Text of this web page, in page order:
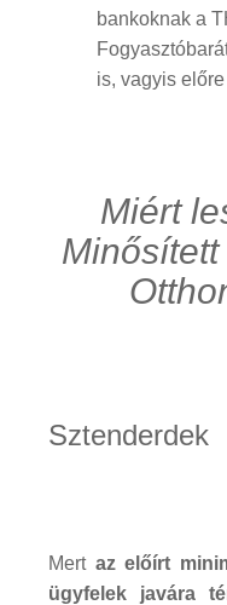
bankoknak a
is, vagyis
Miért
Sztenderdek
Mert az előírt
ügyfelek javára